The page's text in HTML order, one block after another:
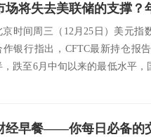
京时间周三（12月25日）美元指
作银行指出，CFTC最新持仓报
，跌至6月中旬以来的最低水平
经早餐——你每日必备的